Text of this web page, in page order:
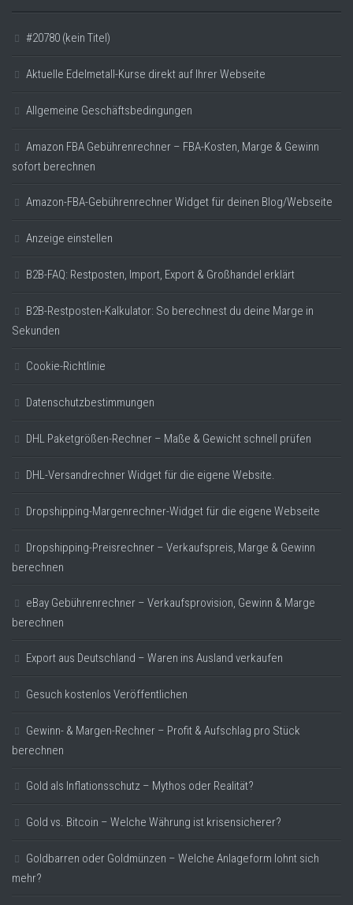
#20780 (kein Titel)
Aktuelle Edelmetall-Kurse direkt auf Ihrer Webseite
Allgemeine Geschäftsbedingungen
Amazon FBA Gebührenrechner – FBA-Kosten, Marge & Gewinn
sofort berechnen
Amazon-FBA-Gebührenrechner Widget für deinen Blog/Webseite
Anzeige einstellen
B2B-FAQ: Restposten, Import, Export & Großhandel erklärt
B2B-Restposten-Kalkulator: So berechnest du deine Marge in
Sekunden
Cookie-Richtlinie
Datenschutzbestimmungen
DHL Paketgrößen-Rechner – Maße & Gewicht schnell prüfen
DHL-Versandrechner Widget für die eigene Website.
Dropshipping-Margenrechner-Widget für die eigene Webseite
Dropshipping-Preisrechner – Verkaufspreis, Marge & Gewinn
berechnen
eBay Gebührenrechner – Verkaufsprovision, Gewinn & Marge
berechnen
Export aus Deutschland – Waren ins Ausland verkaufen
Gesuch kostenlos Veröffentlichen
Gewinn- & Margen-Rechner – Profit & Aufschlag pro Stück
berechnen
Gold als Inflationsschutz – Mythos oder Realität?
Gold vs. Bitcoin – Welche Währung ist krisensicherer?
Goldbarren oder Goldmünzen – Welche Anlageform lohnt sich
mehr?